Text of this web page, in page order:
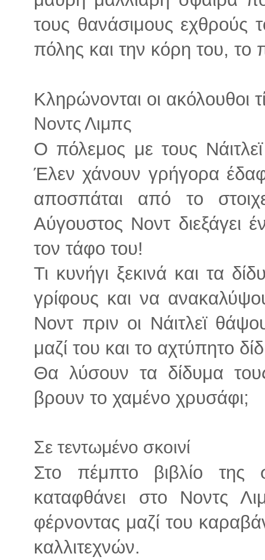
τους θανάσιμους εχθρούς
πόλης και την κόρη του, το
Κληρώνονται οι ακόλουθοι
Νοντς Λιμπς
Ο πόλεμος με τους
Έλεν χάνουν γρήγορα
αποσπάται από το
Αύγουστος Νοντ διεξάγει
τον τάφο του!
Τι κυνήγι ξεκινά και τα
γρίφους και να
Νοντ πριν οι Νάιτλεϊ
μαζί του και το αχτύπητο
Θα λύσουν τα δίδυμα
βρουν το χαμένο χρυσάφι;
Σε τεντωμένο σκοινί
Στο πέμπτο βιβλίο της
καταφθάνει στο Νοντς
φέρνοντας μαζί του
καλλιτεχνών.